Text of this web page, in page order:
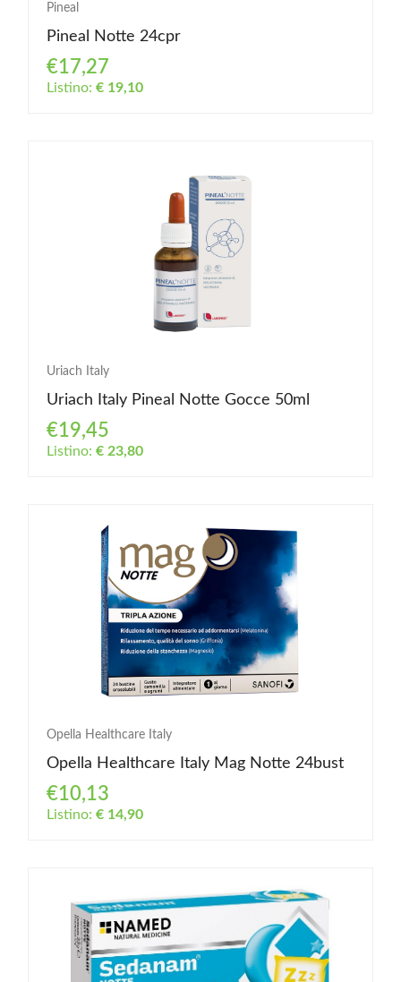
Pineal
Pineal Notte 24cpr
€17,27
Listino: € 19,10
Uriach Italy
Uriach Italy Pineal Notte Gocce 50ml
€19,45
Listino: € 23,80
Opella Healthcare Italy
Opella Healthcare Italy Mag Notte 24bust
€10,13
Listino: € 14,90